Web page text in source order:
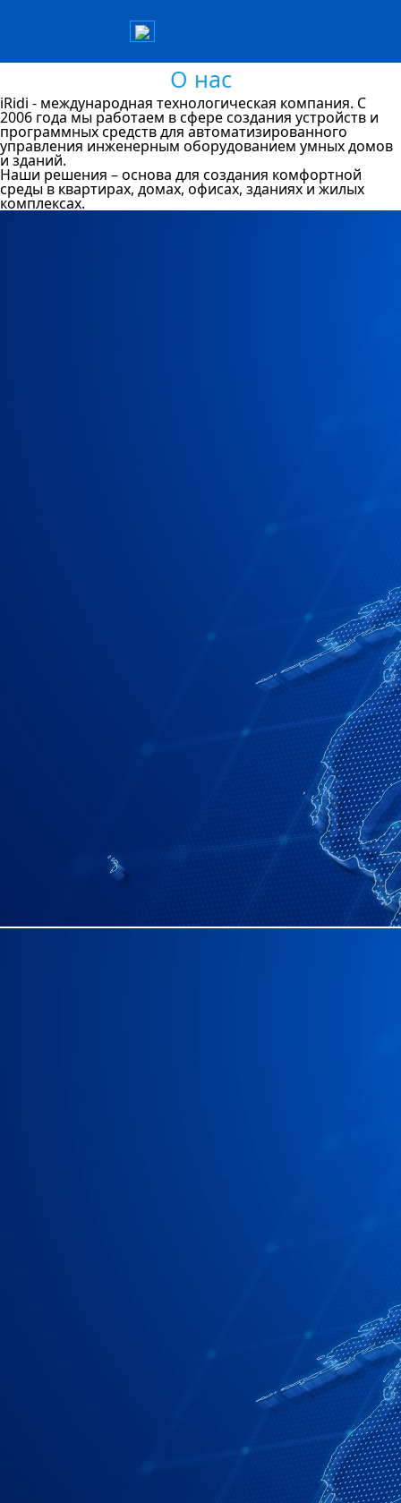
О нас
iRidi - международная технологическая компания. С
2006 года мы работаем в сфере создания устройств и
программных средств для автоматизированного
управления инженерным оборудованием умных домов
и зданий.
Наши решения – основа для создания комфортной
среды в квартирах, домах, офисах, зданиях и жилых
комплексах.